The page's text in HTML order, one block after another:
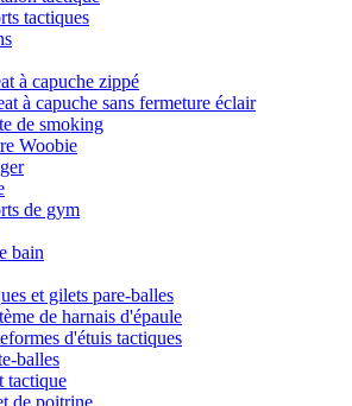
tactiques
à capuche zippé
à capuche sans fermeture éclair
de smoking
Woobie
de gym
bain
et gilets pare-balles
de harnais d'épaule
d'étuis tactiques
balles
tactique
de poitrine